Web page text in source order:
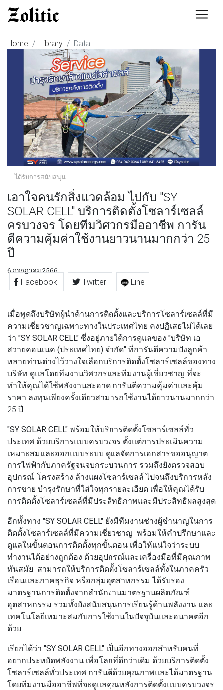
Home Library Data
ได้รับการสนับสนุน
เอาใจคนรักสิ่งแวดล้อม ไปกับ "SY
SOLAR CELL" บริการติดตั้งโซลาร์เซลล์
ครบวงจร โดยทีมวิศวกรมืออาชีพ การัน
ตีความคุ้มค่าใช้งานยาวนานมากกว่า 25
ปี
6 กรกฎาคม 2566
Facebook Twitter Line
เมื่อพูดถึงบริษัทผู้นำด้านการติดตั้งและบริการโซลาร์เซลล์ที่มี
ความเชี่ยวชาญเฉพาะทางในประเทศไทย คงปฏิเสธไม่ได้เลย
ว่า "SY SOLAR CELL" ซึ่งอยู่ภายใต้การดูแลของ "บริษัท เอ
สวายคอนเนค (ประเทศไทย) จำกัด" ที่การันตีความปังลูกค้า
หลายท่านต่างไว้วางใจเลือกบริการติดตั้งโซลาร์เซลล์ของทาง
บริษัท ดูแลโดยทีมงานวิศวกรและทีมงานผู้เชี่ยวชาญ ที่จะ
ทำให้คุณได้ใช้พลังงานสะอาด การันตีความคุ้มค่าและคุ้ม
ราคา ลงทุนเพียงครั้งเดียวสามารถใช้งานได้ยาวนานมากกว่า
25 ปี!
"SY SOLAR CELL" พร้อมให้บริการติดตั้งโซลาร์เซลล์ทั่ว
ประเทศ ด้วยบริการแบบครบวงจร ตั้งแต่การประเมินความ
เหมาะสมและออกแบบระบบ ดูแลจัดการเอกสารขออนุญาต
การไฟฟ้ากับภาครัฐจนจบกระบวนการ รวมถึงยังตรวจสอบ
อุปกรณ์-โครงสร้าง ล้างแผงโซลาร์เซลล์ ไปจนถึงบริการหลัง
การขาย บำรุงรักษาที่ใส่ใจทุกรายละเอียด เพื่อให้คุณได้รับ
การติดตั้งโซลาร์เซลล์ที่มีประสิทธิภาพและมีประสิทธิผลสูงสุด
อีกทั้งทาง "SY SOLAR CELL" ยังมีทีมงานช่างผู้ชำนาญในการ
ติดตั้งโซลาร์เซลล์ที่มีความเชี่ยวชาญ พร้อมให้คำปรึกษาและ
ดูแลในขั้นตอนการติดตั้งทุกขั้นตอน เพื่อให้แน่ใจว่าระบบ
ทำงานได้อย่างถูกต้อง ด้วยอุปกรณ์และเครื่องมือที่มีคุณภาพ
ทันสมัย สามารถให้บริการติดตั้งโซลาร์เซลล์ทั้งในภาคครัว
เรือนและภาคธุรกิจ หรือกลุ่มอุตสาหกรรม ได้รับรอง
มาตรฐานการติดตั้งจากสำนักงานมาตรฐานผลิตภัณฑ์
อุตสาหกรรม รวมทั้งยังสนับสนุนการเรียนรู้ด้านพลังงาน และ
เทคโนโลยีเหมาะสมกับการใช้งานในปัจจุบันและอนาคตอีก
ด้วย
เรียกได้ว่า "SY SOLAR CELL" เป็นอีกทางออกสำหรับคนที่
อยากประหยัดพลังงาน เพื่อโลกที่ดีกว่าเดิม ด้วยบริการติดตั้ง
โซลาร์เซลล์ทั่วประเทศ การันตีด้วยคุณภาพและได้มาตรฐาน
โดยทีมงานมืออาชีพที่จะดูแลคุณหลังการติดตั้งแบบครบวงจร